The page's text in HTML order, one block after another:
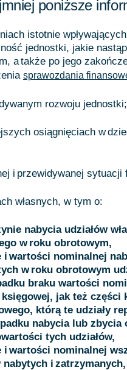
poniższe
istotnie wpływających
jednostki, jakie
a także po jego
sprawozdania
rozwoju jednostki;
osiągnięciach w
i przewidywanej sytuacji
własnych, w tym o:
nabycia udziałów
w roku obrotowym,
i wartości nominalnej
w roku obrotowym
braku wartości
jak też części
którą te udziały
nabycia lub zbycia
tych udziałów,
i wartości nominalnej
nabytych i